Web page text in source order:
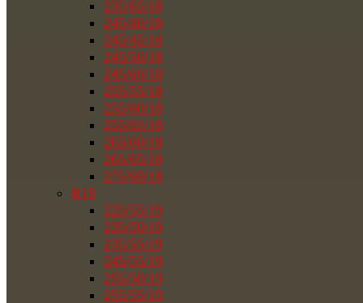
235/65/18
245/40/18
245/45/18
245/50/18
245/60/18
255/55/18
255/60/18
255/65/18
265/60/18
265/65/18
275/60/18
R19
225/55/19
235/50/19
235/55/19
245/55/19
255/50/19
255/55/19